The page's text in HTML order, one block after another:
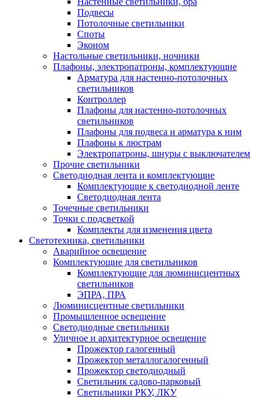
Подвесы
Потолочные светильники
Споты
Эконом
Настольные светильники, ночники
Плафоны, электропатроны, комплектующие
Арматура для настенно-потолочных
светильников
Контроллер
Плафоны для настенно-потолочных
светильников
Плафоны для подвеса и арматура к ним
Плафоны к люстрам
Электропатроны, шнуры с выключателем
Прочие светильники
Светодиодная лента и комплектующие
Комплектующие к светодиодной ленте
Светодиодная лента
Точечные светильники
Точки с подсветкой
Комплекты для изменения цвета
Светотехника, светильники
Аварийное освещение
Комплектующие для светильников
Комплектующие для люминисцентных
светильников
ЭПРА, ПРА
Люминисцентные светильники
Промышленное освещение
Светодиодные светильники
Уличное и архитектурное освещение
Прожектор галогенный
Прожектор металлогалогенный
Прожектор светодиодный
Светильник садово-парковый
Светильники РКУ, ЛКУ